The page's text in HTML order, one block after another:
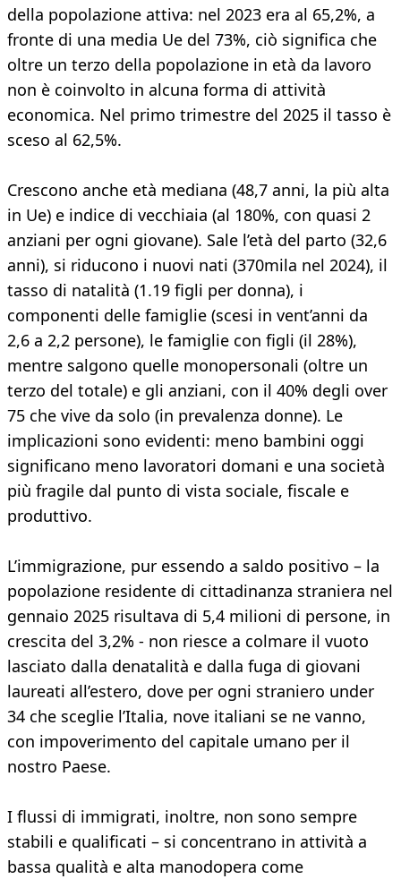
della popolazione attiva: nel 2023 era al 65,2%, a
fronte di una media Ue del 73%, ciò significa che
oltre un terzo della popolazione in età da lavoro
non è coinvolto in alcuna forma di attività
economica. Nel primo trimestre del 2025 il tasso è
sceso al 62,5%.
Crescono anche età mediana (48,7 anni, la più alta
in Ue) e indice di vecchiaia (al 180%, con quasi 2
anziani per ogni giovane). Sale l’età del parto (32,6
anni), si riducono i nuovi nati (370mila nel 2024), il
tasso di natalità (1.19 figli per donna), i
componenti delle famiglie (scesi in vent’anni da
2,6 a 2,2 persone), le famiglie con figli (il 28%),
mentre salgono quelle monopersonali (oltre un
terzo del totale) e gli anziani, con il 40% degli over
75 che vive da solo (in prevalenza donne). Le
implicazioni sono evidenti: meno bambini oggi
significano meno lavoratori domani e una società
più fragile dal punto di vista sociale, fiscale e
produttivo.
L’immigrazione, pur essendo a saldo positivo – la
popolazione residente di cittadinanza straniera nel
gennaio 2025 risultava di 5,4 milioni di persone, in
crescita del 3,2% - non riesce a colmare il vuoto
lasciato dalla denatalità e dalla fuga di giovani
laureati all’estero, dove per ogni straniero under
34 che sceglie l’Italia, nove italiani se ne vanno,
con impoverimento del capitale umano per il
nostro Paese.
I flussi di immigrati, inoltre, non sono sempre
stabili e qualificati – si concentrano in attività a
bassa qualità e alta manodopera come